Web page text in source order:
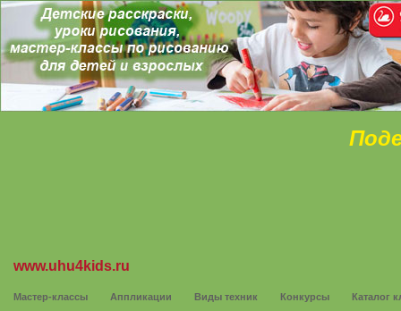
www.uhu4kids.ru
Мастер-классы Аппликации Виды техник Конкурсы Каталог